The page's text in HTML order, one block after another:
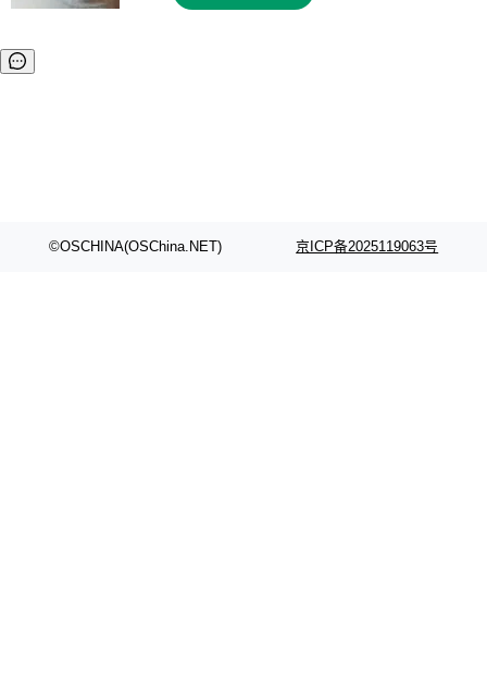
这个"自己搞定"说起来轻巧，背后的训练范式变
uo 01 和 02），每一代都是按任务拆分的专家
量子签名方案 HAWK，另一个是对缩减轮次 AE
话说，「可能直接杀死了一个正在认真考虑标准
©OSCHINA(OSChina.NET) 京ICP备2025119063号